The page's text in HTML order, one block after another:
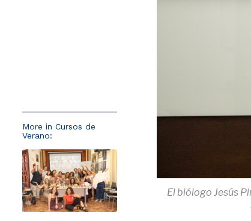
More in Cursos de
Verano:
El biólogo Jesús